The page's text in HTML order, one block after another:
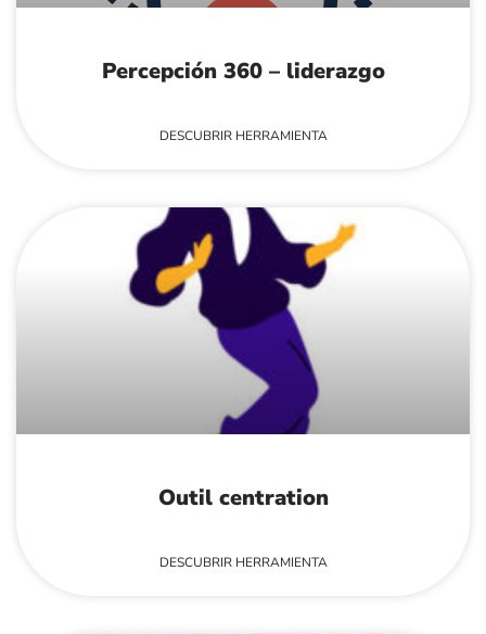
Percepción 360 – liderazgo
DESCUBRIR HERRAMIENTA
Outil centration
DESCUBRIR HERRAMIENTA